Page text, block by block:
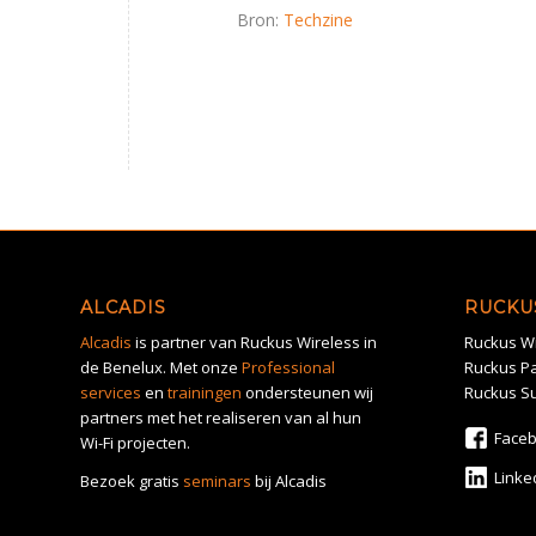
Bron: Techzine
ALCADIS
Alcadis is partner van Ruckus Wireless in
de Benelux. Met onze Professional
services en trainingen ondersteunen wij
partners met het realiseren van al hun
Wi-Fi projecten.
Bezoek gratis seminars bij Alcadis
Ruckus
Ruckus
Ruckus